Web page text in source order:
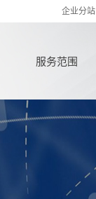
企业分站
服务范围